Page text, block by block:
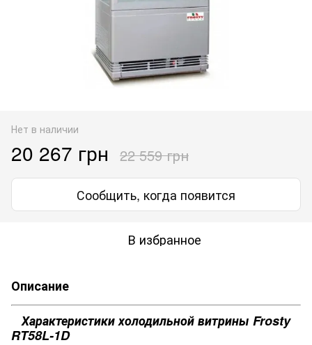
Нет в наличии
20 267 грн 22 559 грн
Сообщить, когда появится
В избранное
Описание
Характеристики холодильной витрины Frosty
RT58L-1D